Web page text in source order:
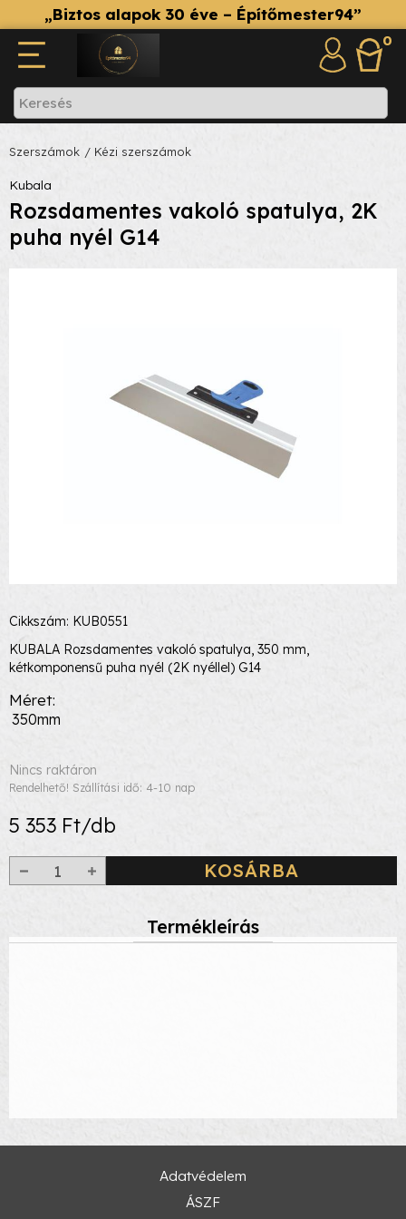
„Biztos alapok 30 éve – Építőmester94”
0
Szerszámok / Kézi szerszámok
Kubala
Rozsdamentes vakoló spatulya, 2K
puha nyél G14
Cikkszám: KUB0551
KUBALA Rozsdamentes vakoló spatulya, 350 mm,
kétkomponensű puha nyél (2K nyéllel) G14
Méret
350mm
Nincs raktáron
Rendelhető! Szállítási idő: 4-10 nap
5 353 Ft/db
KOSÁRBA
Termékleírás
Adatvédelem
ÁSZF